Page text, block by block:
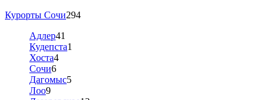
Курорты Сочи294
Адлер41
Кудепста1
Хоста4
Сочи6
Дагомыс5
Лоо9